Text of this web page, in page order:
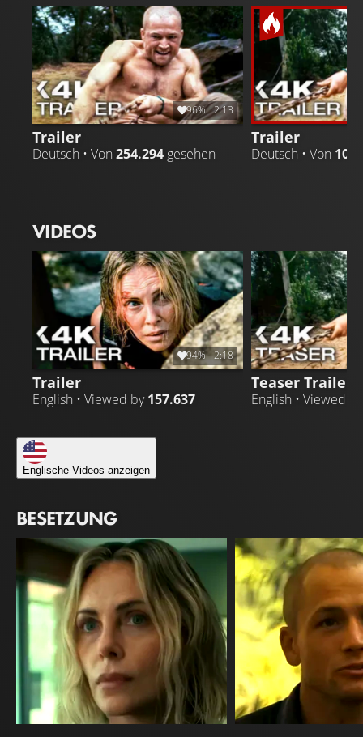
tödliches Duell, bei dem Überleben und
Entschlossenheit auf die Probe gestellt werden.
96% 2:13
Trailer
Deutsch • Von 254.294 gesehen
Trailer
Deutsch • Von
VIDEOS
94% 2:18
Trailer
English • Viewed by157.637
Teaser Trailer
English • Viewed
Englische Videos anzeigen
BESETZUNG